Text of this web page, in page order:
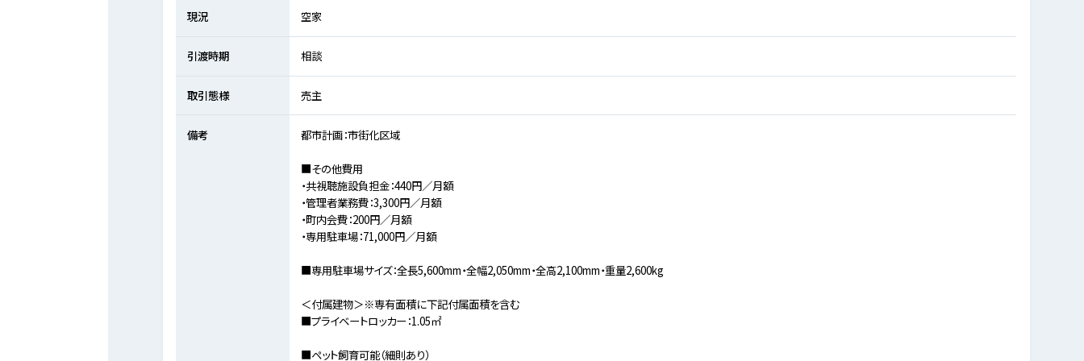
現況 空家
引渡時期 相談
取引態様 売主
備考 都市計画：市街化区域
■その他費用
・共視聴施設負担金：440円／月額
・管理者業務費：3,300円／月額
・町内会費：200円／月額
・専用駐車場：71,000円／月額
■専用駐車場サイズ：全長5,600mm・全幅2,050mm・全高2,100mm・重量2,600kg
＜付属建物＞※専有面積に下記付属面積を含む
■プライベートロッカー：1.05㎡
■ペット飼育可能（細則あり）